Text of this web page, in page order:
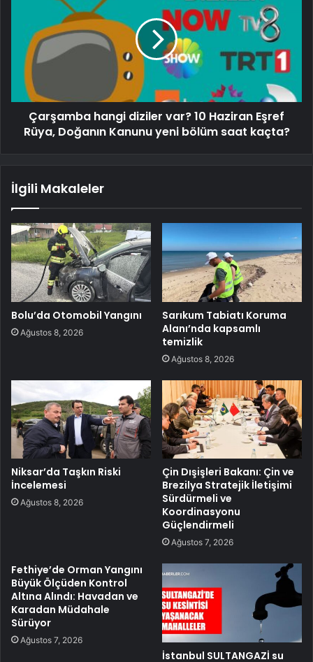
Çarşamba hangi diziler var? 10 Haziran Eşref
Rüya, Doğanın Kanunu yeni bölüm saat kaçta?
İlgili Makaleler
Bolu’da Otomobil Yangını
Ağustos 8, 2026
Sarıkum Tabiatı Koruma
Alanı’nda kapsamlı
temizlik
Ağustos 8, 2026
Niksar’da Taşkın Riski
İncelemesi
Ağustos 8, 2026
Çin Dışişleri Bakanı: Çin ve
Brezilya Stratejik İletişimi
Sürdürmeli ve
Koordinasyonu
Güçlendirmeli
Ağustos 7, 2026
Fethiye’de Orman Yangını
Büyük Ölçüden Kontrol
Altına Alındı: Havadan ve
Karadan Müdahale
Sürüyor
Ağustos 7, 2026
İstanbul SULTANGAZİ su